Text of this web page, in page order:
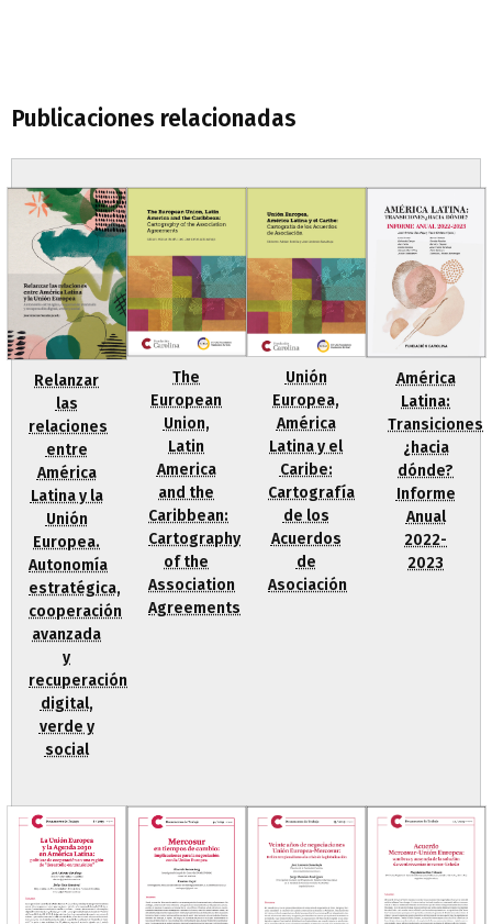
Publicaciones relacionadas
Relanzar
las
relaciones
entre
América
Latina y la
Unión
Europea.
Autonomía
estratégica,
cooperación
avanzada
y
recuperación
digital,
verde y
social
The
European
Union,
Latin
America
and the
Caribbean:
Cartography
of the
Association
Agreements
Unión
Europea,
América
Latina y el
Caribe:
Cartografía
de los
Acuerdos
de
Asociación
América
Latina:
Transiciones
¿hacia
dónde?
Informe
Anual
2022-
2023